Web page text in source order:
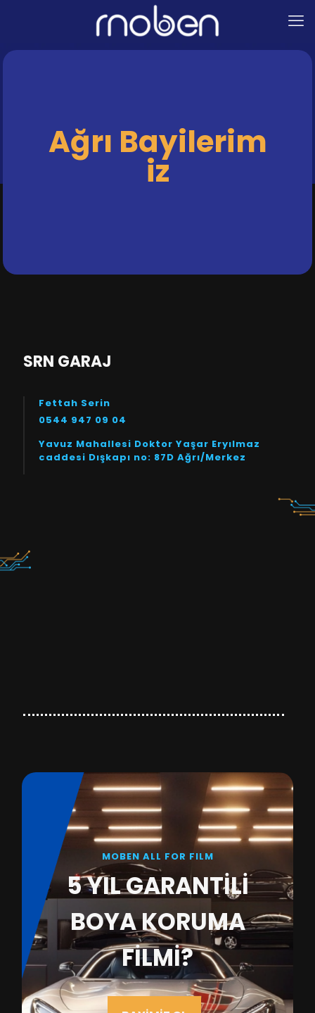
Ağrı Bayilerim
iz
SRN GARAJ
Fettah Serin
0544 947 09 04
Yavuz Mahallesi Doktor Yaşar Eryılmaz
caddesi Dışkapı no: 87D Ağrı/Merkez
MOBEN ALL FOR FILM
5 YIL GARANTİLİ
BOYA KORUMA
FİLMİ?